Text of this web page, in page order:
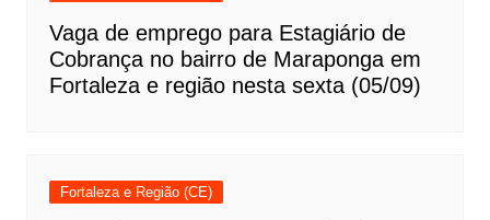
Vaga de emprego para Estagiário de
Cobrança no bairro de Maraponga em
Fortaleza e região nesta sexta (05/09)
Fortaleza e Região (CE)